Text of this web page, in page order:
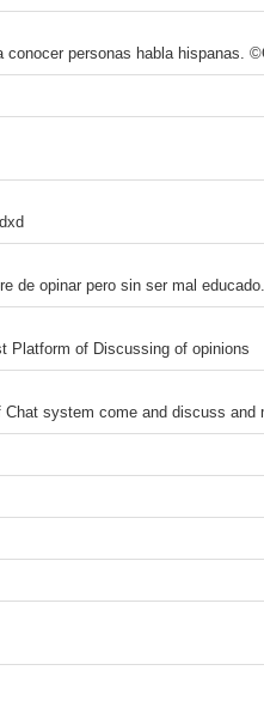
conocer personas habla hispanas.
de opinar pero sin ser mal educado.
Platform of Discussing of opinions
system come and discuss and